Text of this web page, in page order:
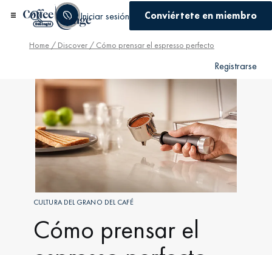
Iniciar sesión Conviértete en miembro
Registrarse
Home / Discover / Cómo prensar el espresso perfecto
CULTURA DEL GRANO DEL CAFÉ
Cómo prensar el